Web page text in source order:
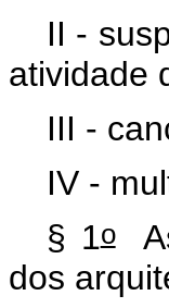
II -
atividade
III -
IV -
§ 1oAs
dos